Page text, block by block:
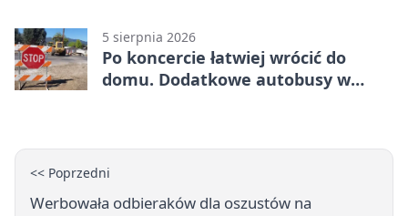
5 sierpnia 2026
Po koncercie łatwiej wrócić do
domu. Dodatkowe autobusy w
<< Poprzedni
Werbowała odbieraków dla oszustów na